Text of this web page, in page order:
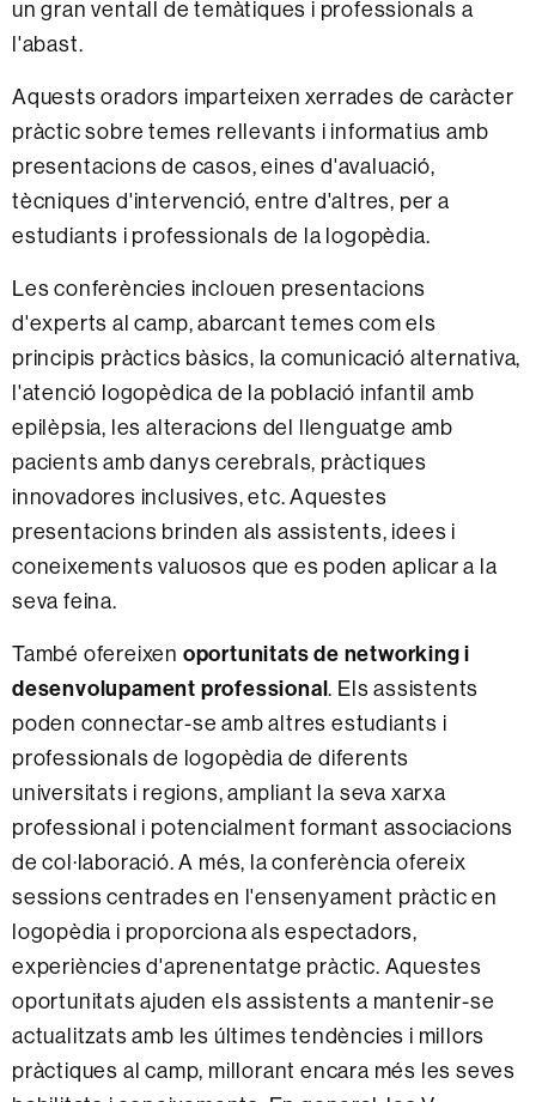
un gran ventall de temàtiques i professionals a
l'abast.
Aquests oradors imparteixen xerrades de caràcter
pràctic sobre temes rellevants i informatius amb
presentacions de casos, eines d'avaluació,
tècniques d'intervenció, entre d'altres, per a
estudiants i professionals de la logopèdia.
Les conferències inclouen presentacions
d'experts al camp, abarcant temes com els
principis pràctics bàsics, la comunicació alternativa,
l'atenció logopèdica de la població infantil amb
epilèpsia, les alteracions del llenguatge amb
pacients amb danys cerebrals, pràctiques
innovadores inclusives, etc. Aquestes
presentacions brinden als assistents, idees i
coneixements valuosos que es poden aplicar a la
seva feina.
També ofereixen oportunitats de networking i
desenvolupament professional. Els assistents
poden connectar-se amb altres estudiants i
professionals de logopèdia de diferents
universitats i regions, ampliant la seva xarxa
professional i potencialment formant associacions
de col·laboració. A més, la conferència ofereix
sessions centrades en l'ensenyament pràctic en
logopèdia i proporciona als espectadors,
experiències d'aprenentatge pràctic. Aquestes
oportunitats ajuden els assistents a mantenir-se
actualitzats amb les últimes tendències i millors
pràctiques al camp, millorant encara més les seves